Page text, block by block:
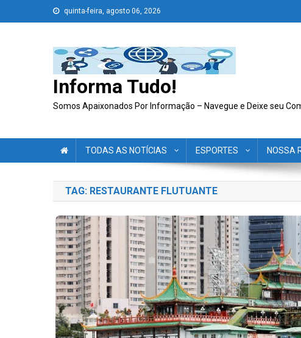
to
quinta-feira, agosto 06, 2026
Informa Tudo!
Somos Apaixonados Por Informação – Navegue e Deixe seu
TODAS AS NOTÍCIAS ESPORTES NOSSA
TAG: RESTAURANTE FLUTUANTE